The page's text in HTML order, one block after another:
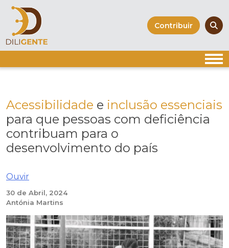
Skip
content
Contribuir
Acessibilidade e inclusão essenciais
para que pessoas com deficiência
contribuam para o
desenvolvimento do país
Ouvir
30 de Abril, 2024
Antónia Martins